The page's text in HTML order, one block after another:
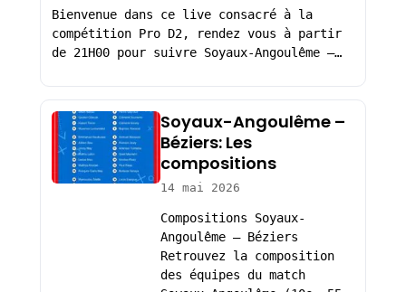
Bienvenue dans ce live consacré à la
compétition Pro D2, rendez vous à partir
de 21H00 pour suivre Soyaux-Angoulême –…
Soyaux-Angoulême –
Béziers: Les
compositions
14 mai 2026
Compositions Soyaux-
Angoulême – Béziers
Retrouvez la composition
des équipes du match